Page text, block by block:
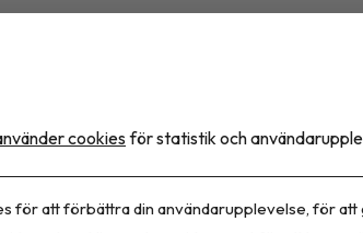
cookies för statistik och
för att förbättra din användarupplevelse, för att